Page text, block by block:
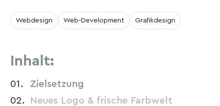
Webdesign Web-Development Grafikdesign
Inhalt:
Zielsetzung
Neues Logo & frische Farbwelt